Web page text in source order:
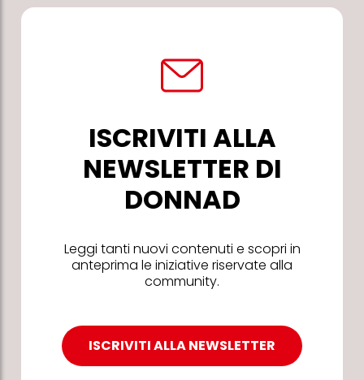
ISCRIVITI ALLA
NEWSLETTER DI
DONNAD
Leggi tanti nuovi contenuti e scopri in
anteprima le iniziative riservate alla
community.
ISCRIVITI ALLA NEWSLETTER